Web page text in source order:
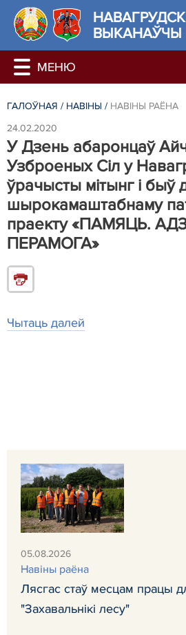
ВЫКАНАЎЧЫ
ГАЛОЎНАЯ / НАВIНЫ / НАВIНЫ РАЁНА
24.02.2020
У Дзень абаронцаў
Узброеных Сіл у
ўрачысты мітынг і быў
шырокамаштабнаму
праекту «ПАМЯЦЬ.
ПЕРАМОГА»
Чытаць далей
05.08.2026
Навiны раёна
Лясгас стаў месцам працы
"Захавальнікі лесу"